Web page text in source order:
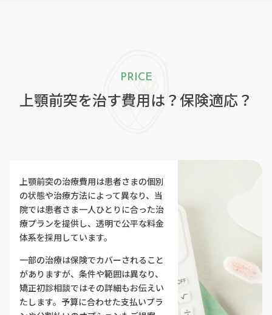
PRICE
上顎前突を治す費用は？保険適応？
上顎前突の治療費用は患者さまの個別
の状態や治療方法によって異なり、当
院では患者さま一人ひとりに合った治
療プランを提供し、透明で公平な料金
体系を採用しています。
一部の治療は保険でカバーされること
がありますが、条件や範囲は異なり、
矯正初診相談ではその詳細もお伝えい
たします。予算に合わせた支払いプラ